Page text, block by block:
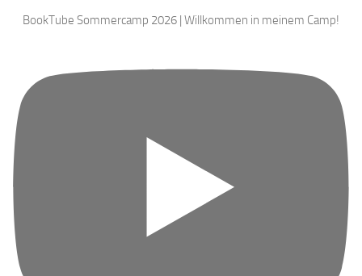
BookTube Sommercamp 2026 | Willkommen in meinem Camp!